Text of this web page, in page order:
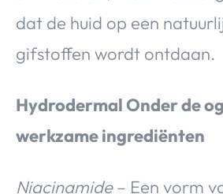
dat de huid op een
gifstoffen wordt ontdaan.
Hydrodermal Onder de
werkzame ingrediënten
Niacinamide– Een vorm